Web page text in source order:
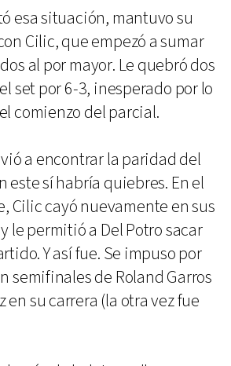
esa situación, mantuvo su
Cilic, que empezó a sumar
al por mayor. Le quebró dos
set por 6-3, inesperado por lo
comienzo del parcial.
a encontrar la paridad del
este sí habría quiebres. En el
Cilic cayó nuevamente en sus
le permitió a Del Potro sacar
Y así fue. Se impuso por
semifinales de Roland Garros
en su carrera (la otra vez fue